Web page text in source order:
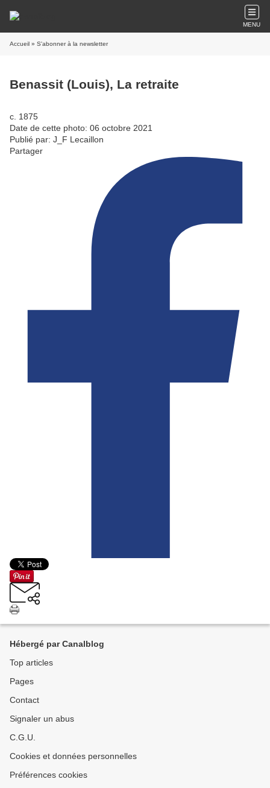
MENU
Accueil » S'abonner à la newsletter
Benassit (Louis), La retraite
c. 1875
Date de cette photo: 06 octobre 2021
Publié par: J_F Lecaillon
Partager
Hébergé par Canalblog
Top articles
Pages
Contact
Signaler un abus
C.G.U.
Cookies et données personnelles
Préférences cookies